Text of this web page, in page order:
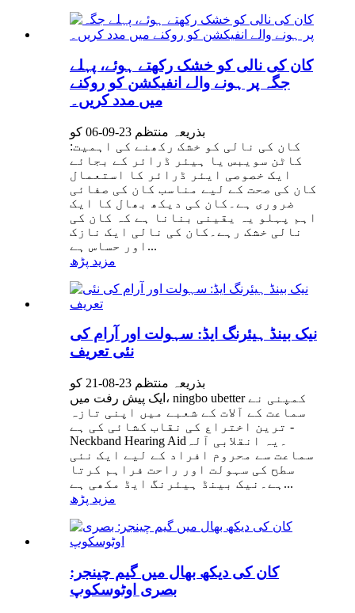
کان کی نالی کو خشک رکھتے ہوئے، پہلے
جگہ پر ہونے والے انفیکشن کو روکنے
میں مدد کریں۔
بذریعہ منتظم 23-09-06 کو
کان کی نالی کو خشک رکھنے کی اہمیت:
کاٹن سویبس یا ہیئر ڈرائر کے بجائے
ایک خصوصی ایئر ڈرائر کا استعمال
کان کی صحت کے لیے مناسب کان کی صفائی
ضروری ہے۔کان کی دیکھ بھال کا ایک
اہم پہلو یہ یقینی بنانا ہے کہ کان کی
نالی خشک رہے۔کان کی نالی ایک نازک
اور حساس ہے...
مزید پڑھ
نیک بینڈ ہیئرنگ ایڈ: سہولت اور آرام کی
نئی تعریف
بذریعہ منتظم 23-08-21 کو
ایک پیش رفت میں، ningbo ubetter کمپنی نے
سماعت کے آلات کے شعبے میں اپنی تازہ
ترین اختراع کی نقاب کشائی کی ہے -
Neckband Hearing Aid۔یہ انقلابی آلہ
سماعت سے محروم افراد کے لیے ایک نئی
سطح کی سہولت اور راحت فراہم کرتا
ہے۔نیک بینڈ ہیئرنگ ایڈ مکھی ہے...
مزید پڑھ
کان کی دیکھ بھال میں گیم چینجر:
بصری اوٹوسکوپ